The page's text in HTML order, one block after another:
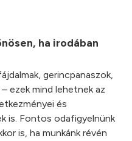
ha irodában
gerincpanaszok,
ezek mind lehetnek az
és
is. Fontos odafigyelnünk
is, ha munkánk révén